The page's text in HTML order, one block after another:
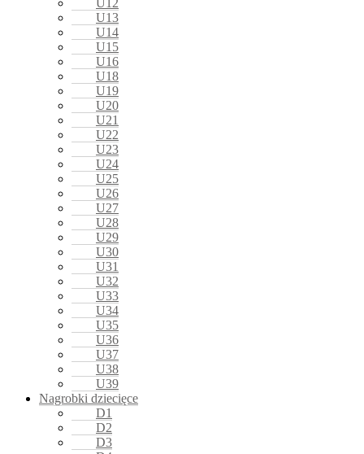
U12
U13
U14
U15
U16
U18
U19
U20
U21
U22
U23
U24
U25
U26
U27
U28
U29
U30
U31
U32
U33
U34
U35
U36
U37
U38
U39
Nagrobki dziecięce
D1
D2
D3